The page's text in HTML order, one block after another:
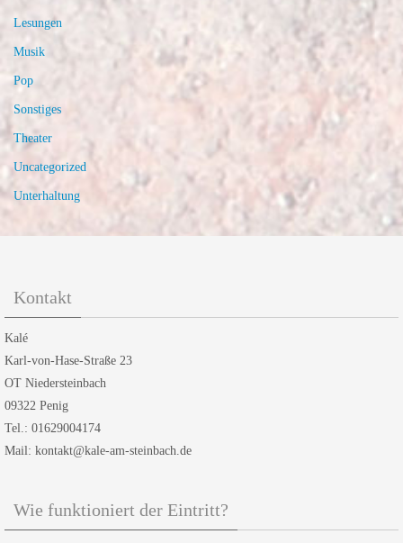
Lesungen
Musik
Pop
Sonstiges
Theater
Uncategorized
Unterhaltung
Kontakt
Kalé
Karl-von-Hase-Straße 23
OT Niedersteinbach
09322 Penig
Tel.: 01629004174
Mail: kontakt@kale-am-steinbach.de
Wie funktioniert der Eintritt?